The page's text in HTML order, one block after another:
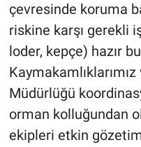
çevresinde koruma
riskine karşı gerekli
loder, kepçe) hazır
Müdürlüğü
orman kolluğundan
ekipleri etkin